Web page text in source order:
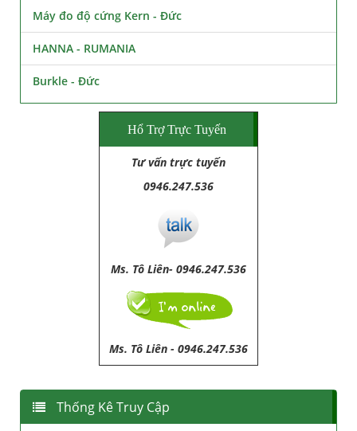
Máy đo độ cứng Kern - Đức
HANNA - RUMANIA
Burkle - Đức
Hổ Trợ Trực Tuyến
Tư vấn trực tuyến
0946.247.536
Ms. Tô Liên- 0946.247.536
Ms. Tô Liên - 0946.247.536
Thống Kê Truy Cập